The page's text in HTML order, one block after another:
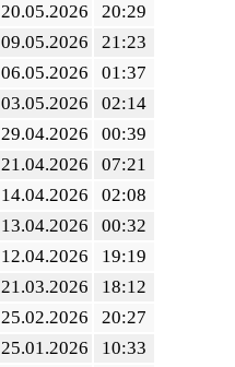
20.05.2026
20:29
09.05.2026
21:23
06.05.2026
01:37
03.05.2026
02:14
29.04.2026
00:39
21.04.2026
07:21
14.04.2026
02:08
13.04.2026
00:32
12.04.2026
19:19
21.03.2026
18:12
25.02.2026
20:27
25.01.2026
10:33